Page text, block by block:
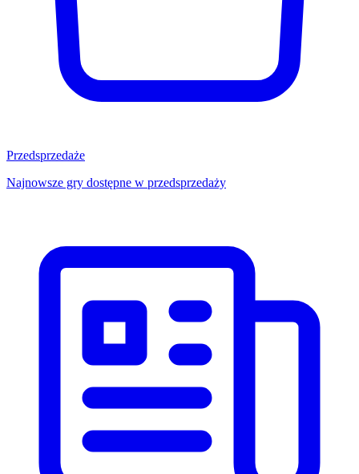
Przedsprzedaże
Najnowsze gry dostępne w przedsprzedaży